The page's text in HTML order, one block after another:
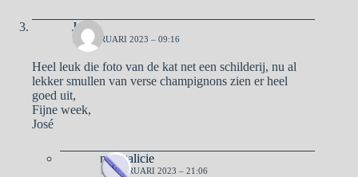
José
13 FEBRUARI 2023 – 09:16
Heel leuk die foto van de kat net een schilderij, nu al
lekker smullen van verse champignons zien er heel
goed uit,
Fijne week,
José
naargalicie
13 FEBRUARI 2023 – 21:06